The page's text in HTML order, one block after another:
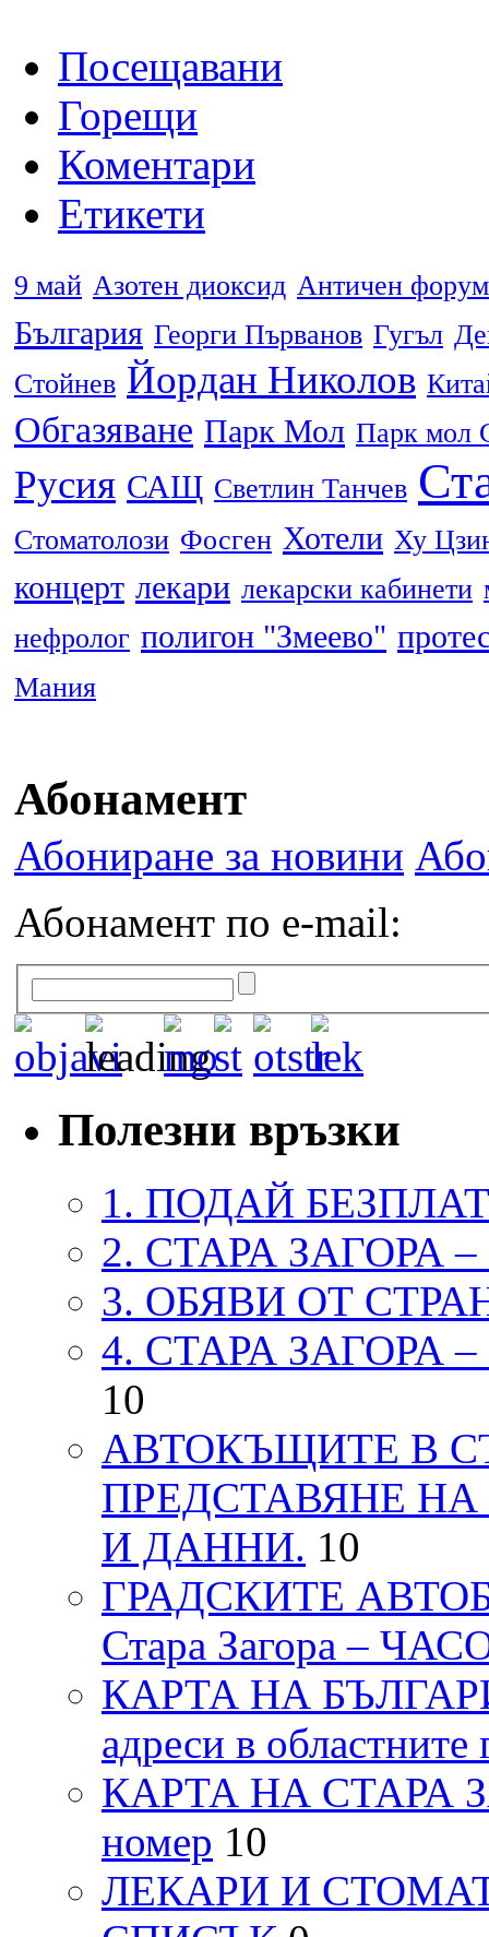
Посещавани
Горещи
Коментари
Етикети
9 май Азотен диоксид Античен форум
България Георги Първанов Гугъл
Стойнев Йордан Николов
Обгазяване Парк Мол Парк мол
Русия САЩ Светлин Танчев
Стоматолози Фосген Хотели Ху
концерт лекари лекарски кабинети
нефролог полигон "Змеево"
Мания
Абонамент
Абониране за новини
Абонамент по e-mail:
Полезни връзки
1. ПОДАЙ
2. СТАРА ЗАГОРА
3. ОБЯВИ ОТ
4. СТАРА ЗАГОРА
10
АВТОКЪЩИТЕ В
ПРЕДСТАВЯНЕ
И ДАННИ. 10
ГРАДСКИТЕ
Стара Загора –
КАРТА НА
адреси в областните
КАРТА НА СТАРА
номер 10
ЛЕКАРИ И